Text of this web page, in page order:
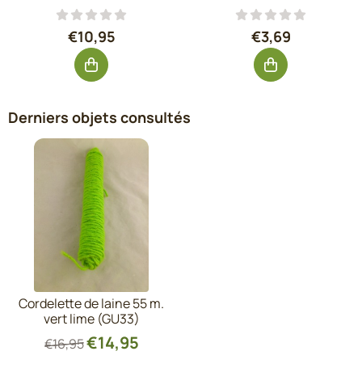
Prix: 10,95, hors TVA : 9,05
€10,95 Prix: 3,69, hors
€3,69
Derniers objets consultés
Cordelette de laine 55 m.
vert lime (GU33)
€16,95€14,95